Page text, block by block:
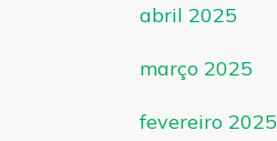
abril 2025
março 2025
fevereiro 2025